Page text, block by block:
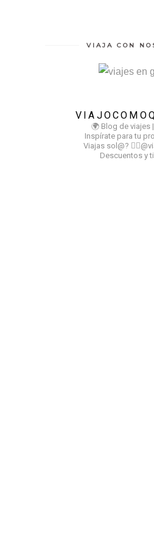
VIAJA CON
🌍 Blog de viajes
Inspírate para tu
Viajas sol@?
Descuentos y